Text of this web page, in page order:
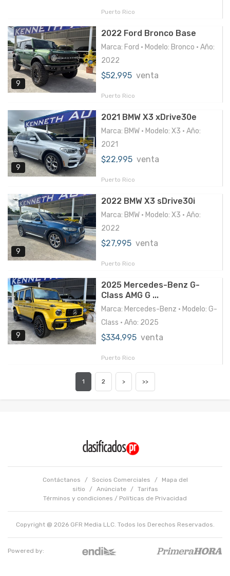
Puerto Rico
9
2022 Ford Bronco Base
Marca: Ford • Modelo: Bronco • Año:
2022
$52,995 venta
Puerto Rico
9
2021 BMW X3 xDrive30e
Marca: BMW • Modelo: X3 • Año:
2021
$22,995 venta
Puerto Rico
9
2022 BMW X3 sDrive30i
Marca: BMW • Modelo: X3 • Año:
2022
$27,995 venta
Puerto Rico
9
2025 Mercedes-Benz G-
Class AMG G ...
Marca: Mercedes-Benz • Modelo: G-
Class • Año: 2025
$334,995 venta
Puerto Rico
1 2 > >>
Contáctanos / Socios Comerciales /
Mapa del
sitio
/ Anúnciate /
Tarifas
Términos y condiciones / Políticas de Privacidad
Copyright @ 2026 GFR Media LLC. Todos los Derechos Reservados.
Powered by: